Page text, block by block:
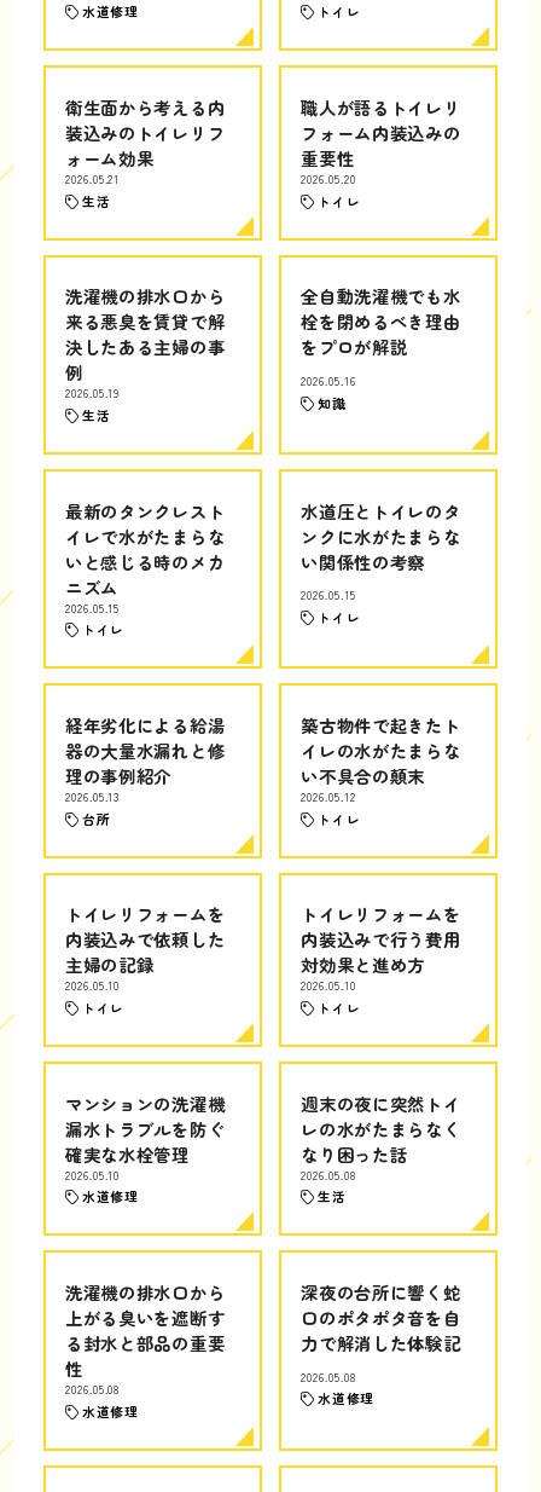
水道修理 トイレ
衛生面から考える内
装込みのトイレリフ
ォーム効果
2026.05.21
生活
職人が語るトイレリ
フォーム内装込みの
重要性
2026.05.20
トイレ
洗濯機の排水口から
来る悪臭を賃貸で解
決したある主婦の事
例
2026.05.19
生活
全自動洗濯機でも水
栓を閉めるべき理由
をプロが解説
2026.05.16
知識
最新のタンクレスト
イレで水がたまらな
いと感じる時のメカ
ニズム
2026.05.15
トイレ
水道圧とトイレのタ
ンクに水がたまらな
い関係性の考察
2026.05.15
トイレ
経年劣化による給湯
器の大量水漏れと修
理の事例紹介
2026.05.13
台所
築古物件で起きたト
イレの水がたまらな
い不具合の顛末
2026.05.12
トイレ
トイレリフォームを
内装込みで依頼した
主婦の記録
2026.05.10
トイレ
トイレリフォームを
内装込みで行う費用
対効果と進め方
2026.05.10
トイレ
マンションの洗濯機
漏水トラブルを防ぐ
確実な水栓管理
2026.05.10
水道修理
週末の夜に突然トイ
レの水がたまらなく
なり困った話
2026.05.08
生活
洗濯機の排水口から
上がる臭いを遮断す
る封水と部品の重要
性
2026.05.08
水道修理
深夜の台所に響く蛇
口のポタポタ音を自
力で解消した体験記
2026.05.08
水道修理